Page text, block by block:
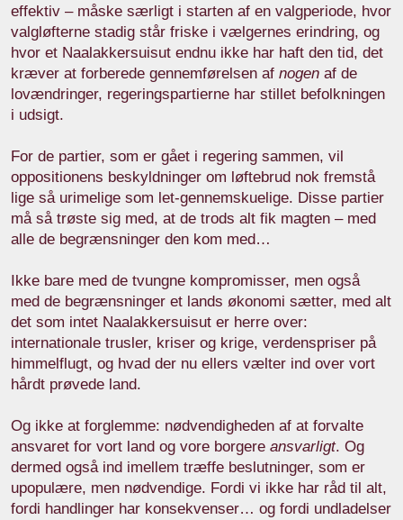
effektiv – måske særligt i starten af en valgperiode, hvor
valgløfterne stadig står friske i vælgernes erindring, og
hvor et Naalakkersuisut endnu ikke har haft den tid, det
kræver at forberede gennemførelsen af nogen af de
lovændringer, regeringspartierne har stillet befolkningen
i udsigt.
For de partier, som er gået i regering sammen, vil
oppositionens beskyldninger om løftebrud nok fremstå
lige så urimelige som let-gennemskuelige. Disse partier
må så trøste sig med, at de trods alt fik magten – med
alle de begrænsninger den kom med…
Ikke bare med de tvungne kompromisser, men også
med de begrænsninger et lands økonomi sætter, med alt
det som intet Naalakkersuisut er herre over:
internationale trusler, kriser og krige, verdenspriser på
himmelflugt, og hvad der nu ellers vælter ind over vort
hårdt prøvede land.
Og ikke at forglemme: nødvendigheden af at forvalte
ansvaret for vort land og vore borgere ansvarligt. Og
dermed også ind imellem træffe beslutninger, som er
upopulære, men nødvendige. Fordi vi ikke har råd til alt,
fordi handlinger har konsekvenser… og fordi undladelser